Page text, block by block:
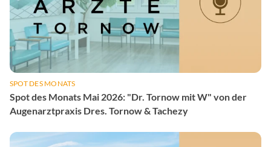
SPOT DES MONATS
Spot des Monats Mai 2026: "Dr. Tornow mit W" von der
Augenarztpraxis Dres. Tornow & Tachezy